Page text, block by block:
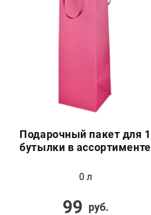
Подарочный пакет для 1
бутылки в ассортименте
0 л
99 руб.